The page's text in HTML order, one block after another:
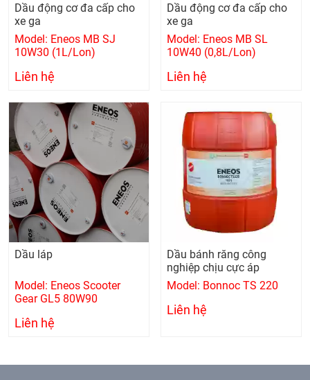
Dầu động cơ đa cấp cho
xe ga
Model: Eneos MB SJ
10W30 (1L/Lon)
Liên hệ
Dầu động cơ đa cấp cho
xe ga
Model: Eneos MB SL
10W40 (0,8L/Lon)
Liên hệ
Dầu láp
Model: Eneos Scooter
Gear GL5 80W90
Liên hệ
Dầu bánh răng công
nghiệp chịu cực áp
Model: Bonnoc TS 220
Liên hệ